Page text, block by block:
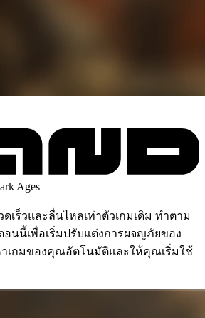
Ages
เร็วและลื่นไหลเท่าตัวเกมเดิม ทำตาม
นนี้เพื่อเริ่มปรับแต่งการผจญภัยของ
าเกมของคุณอัตโนมัติและให้คุณเริ่มใช้